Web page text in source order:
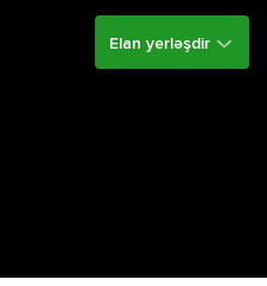
Elan yerləşdir